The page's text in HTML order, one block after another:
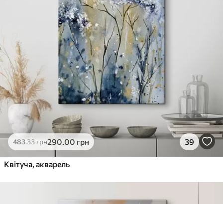
483.33грн290.00 грн 39
Квітуча, акварель